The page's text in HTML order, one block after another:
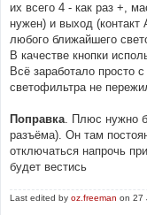
их всего 4 - как раз +,
нужен) и выход
любого ближайшего
В качестве кнопки
Всё заработало просто
светофильтра не
Поправка. Плюс нужно
разъёма). Он там
отключаться напрочь
будет вестись
Last edited by oz.freeman on 27